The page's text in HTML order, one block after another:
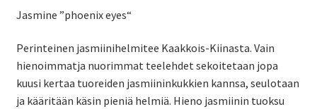
-
15,90 €
Jasmine ”phoenix eyes“
Perinteinen jasmiinihelmitee Kaakkois-Kiinasta. Vain
hienoimmatja nuorimmat teelehdet sekoitetaan jopa
kuusi kertaa tuoreiden jasmiininkukkien kannsa, seulotaan
ja kääritään käsin pieniä helmiä. Hieno jasmiinin tuoksu